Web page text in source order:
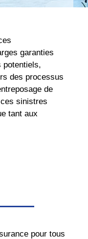
garanties
potentiels,
des processus
de
sinistres
tant aux
pour tous